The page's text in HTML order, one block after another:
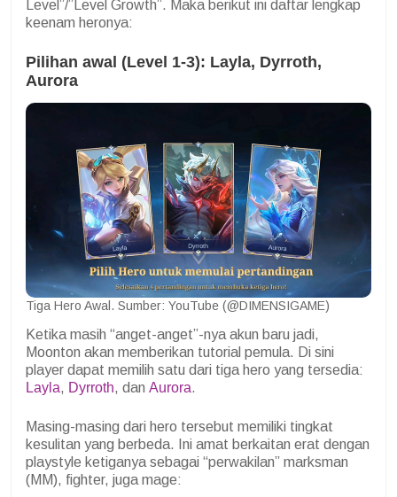
Level”/”Level Growth”. Maka berikut ini daftar lengkap
keenam heronya:
Pilihan awal (Level 1-3): Layla, Dyrroth,
Aurora
Tiga Hero Awal. Sumber: YouTube (@DIMENSIGAME)
Ketika masih “anget-anget”-nya akun baru jadi,
Moonton akan memberikan tutorial pemula. Di sini
player dapat memilih satu dari tiga hero yang tersedia:
Layla, Dyrroth, dan Aurora.
Masing-masing dari hero tersebut memiliki tingkat
kesulitan yang berbeda. Ini amat berkaitan erat dengan
playstyle ketiganya sebagai “perwakilan” marksman
(MM), fighter, juga mage: